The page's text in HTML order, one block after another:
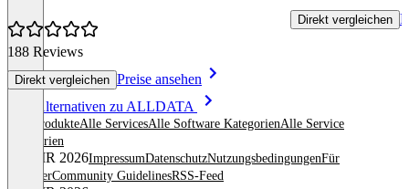
188 Reviews
Direkt vergleichen Preise ansehen
Direkt vergleichen
Alle Alternativen zu ALLDATA
Alle ProdukteAlle ServicesAlle Software KategorienAlle Service
Kategorien
© OMR 2026ImpressumDatenschutzNutzungsbedingungenFür
AnbieterCommunity GuidelinesRSS-Feed